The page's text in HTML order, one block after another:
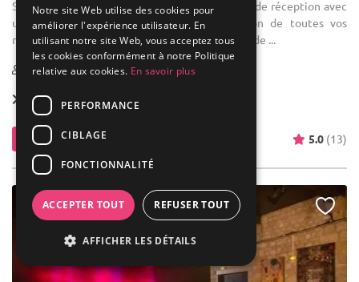
Salle des fêtes : Le Kilika vous propose sa salle de réception avec
un service traiteur intégré pour l'organisation de toutes vos
réceptions privées (baptême, anniversaire, fête de ...
20-90
Location dès600 €
Contacter 5.0 (13)
Notre site Web utilise des cookies pour
améliorer l'expérience utilisateur. En
utilisant notre site Web, vous acceptez tous
les cookies conformément à notre Politique
relative aux cookies. En savoir plus
PERFORMANCE
CIBLAGE
FONCTIONNALITÉ
ACCEPTER TOUT REFUSER TOUT
AFFICHER LES DÉTAILS